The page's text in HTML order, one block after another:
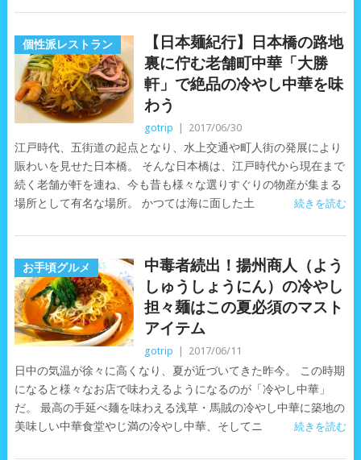
個性派レストラン
【日本麺紀行】日本橋の路地
裏に佇む老舗町中華「大勝
軒」で絶品の冷やし中華を味
わう
gotrip 2017/06/30
江戸時代、五街道の起点となり、水上交通や町人街の発展により
賑わいを見せた日本橋。 そんな日本橋は、江戸時代から現在まで
続く老舗が軒を連ね、今も昔も様々な選りすぐりの物産が集まる
場所として有名な場所。 かつては海に面した土
続きを読む
お手頃グルメ
中毒者続出！揚州商人（よう
しゅうしょうにん）の冷やし
担々麺はこの夏必須のマスト
アイテム
gotrip 2017/06/11
日中の気温が徐々に高くなり、夏が近づいてきた昨今。 この時期
になると様々なお店で味わえるようになるのが「冷やし中華」
だ。 最高の手延べ麺を味わえる浅草・馬賊の冷やし中華に築地の
美味しい中華食堂やじ満の冷やし中華、そしてニ
続きを読む